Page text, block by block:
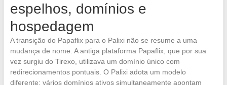
espelhos, domínios e
hospedagem
A transição do Papaflix para o Palixi não se resume a uma
mudança de nome. A antiga plataforma Papaflix, que por sua
vez surgiu do Tirexo, utilizava um domínio único com
redirecionamentos pontuais. O Palixi adota um modelo
diferente: vários domínios ativos simultaneamente apontam